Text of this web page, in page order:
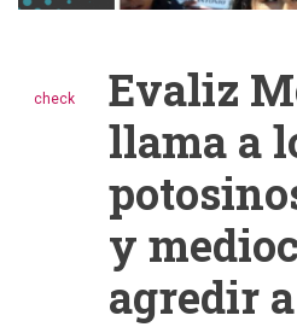
check
Evaliz
llama a
y
agredir